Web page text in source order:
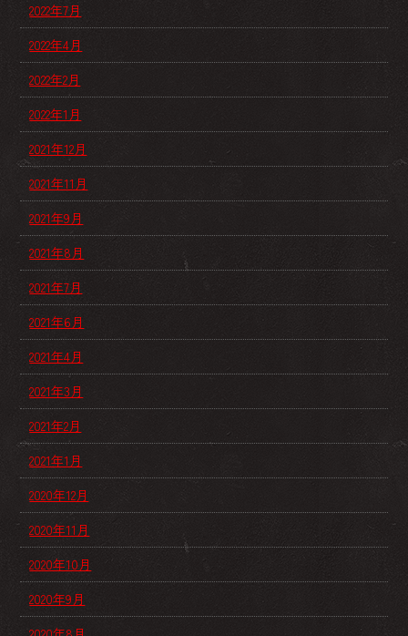
2022年7月
2022年4月
2022年2月
2022年1月
2021年12月
2021年11月
2021年9月
2021年8月
2021年7月
2021年6月
2021年4月
2021年3月
2021年2月
2021年1月
2020年12月
2020年11月
2020年10月
2020年9月